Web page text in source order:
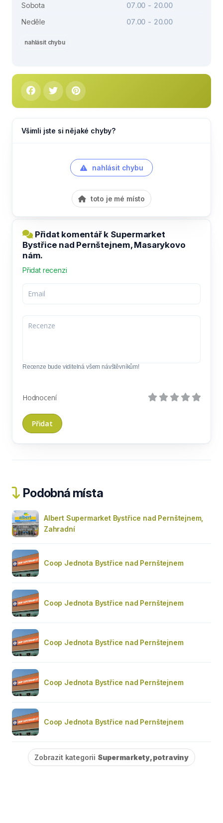
Sobota
07.00 - 20.00
Neděle
07.00 - 20.00
nahlásit chybu
Všimli jste si nějaké chyby?
nahlásit chybu
toto je mé místo
Přidat komentář k Supermarket
Bystřice nad Pernštejnem, Masarykovo
nám.
Přidat recenzi
Recenze bude viditelná všem návštěvníkům!
Hodnocení
Podobná místa
Albert Supermarket Bystřice nad Pernštejnem,
Zahradní
Coop Jednota Bystřice nad Pernštejnem
Coop Jednota Bystřice nad Pernštejnem
Coop Jednota Bystřice nad Pernštejnem
Coop Jednota Bystřice nad Pernštejnem
Coop Jednota Bystřice nad Pernštejnem
Zobrazit kategorii Supermarkety, potraviny